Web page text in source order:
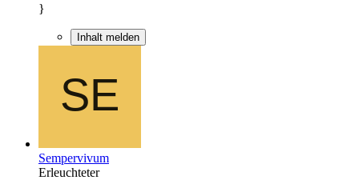
}
Inhalt melden
Sempervivum
Erleuchteter